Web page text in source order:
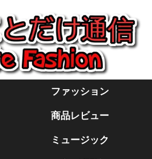
ファッション
商品レビュー
ミュージック